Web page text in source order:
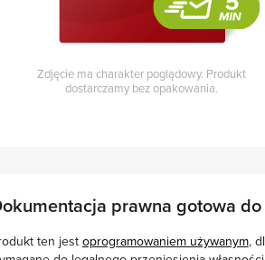
Zdjęcie ma charakter poglądowy. Produkt
dostarczamy bez opakowania.
prawna gotowa
ten jest oprogramowaniem używanym,